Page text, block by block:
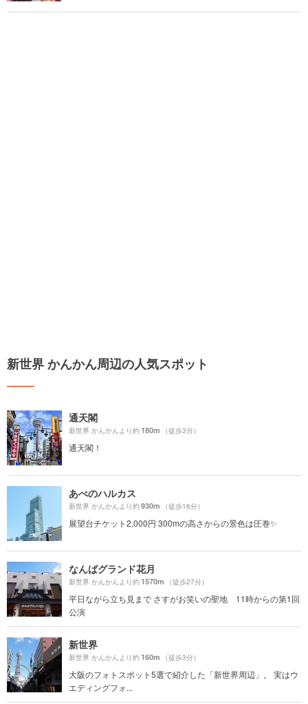
新世界 かんかん周辺の人気スポット
通天閣
新世界 かんかんより約180m （徒歩3分）
通天閣！
あべのハルカス
新世界 かんかんより約930m （徒歩16分）
展望台チケット2,000円 300mの高さからの景色は圧巻✨
なんばグランド花月
新世界 かんかんより約1570m （徒歩27分）
平日ながら立ち見まで さすがお笑いの聖地 11時からの第1回
公演
新世界
新世界 かんかんより約160m （徒歩3分）
大阪のフォトスポット5選で紹介した「新世界周辺」。 実はウ
エディングフォ...